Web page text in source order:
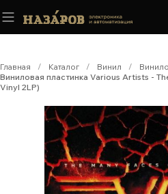
Главная / Каталог / Винил /
Виниловая пластинка Various Artists -
Vinyl 2LP)